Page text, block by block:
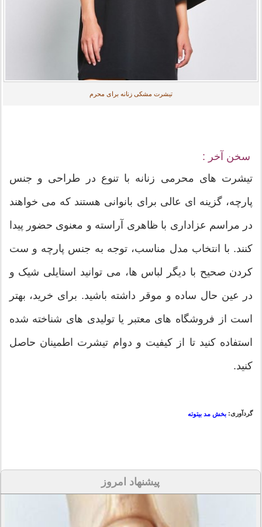
تیشرت مشکی زنانه برای محرم
سخن آخر :
تیشرت های محرمی زنانه با تنوع در طراحی و جنس
پارچه، گزینه ای عالی برای بانوانی هستند که می خواهند
در مراسم عزاداری با ظاهری آراسته و معنوی حضور پیدا
کنند. با انتخاب مدل مناسب، توجه به جنس پارچه و ست
کردن صحیح با دیگر لباس ها، می توانید استایلی شیک و
در عین حال ساده و موقر داشته باشید. برای خرید، بهتر
است از فروشگاه های معتبر یا تولیدی های شناخته شده
استفاده کنید تا از کیفیت و دوام تیشرت اطمینان حاصل
کنید.
گردآوری: بخش مد بیتوته
پیشنهاد امروز